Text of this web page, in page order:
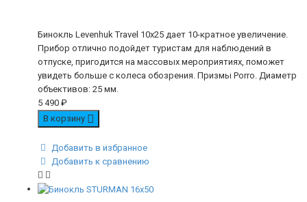
Бинокль Levenhuk Travel 10x25 дает 10-кратное увеличение.
Прибор отлично подойдет туристам для наблюдений в
отпуске, пригодится на массовых мероприятиях, поможет
увидеть больше с колеса обозрения. Призмы Porro. Диаметр
объективов: 25 мм.
5 490 ₽
В корзину
Добавить в избранное
Добавить к сравнению